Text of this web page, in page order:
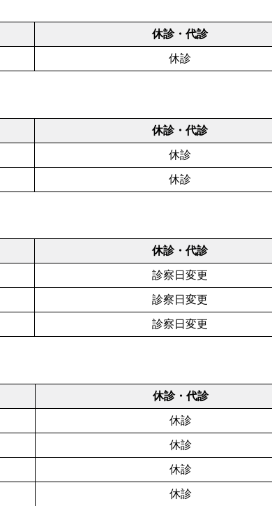
休診・代診
休診
休診・代診
休診
休診
休診・代診
診察日変更
診察日変更
診察日変更
休診・代診
休診
休診
休診
休診